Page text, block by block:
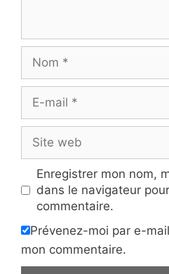
mail
web
Enregistrer mon nom,
dans le navigateur
commentaire.
Prévenez-moi par e-
mon commentaire.